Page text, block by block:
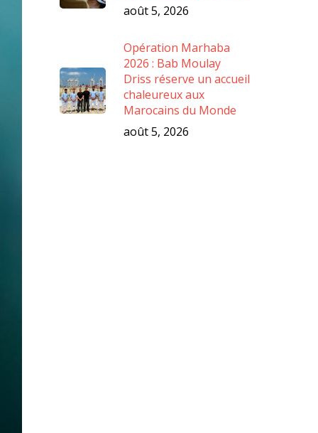
août 5, 2026
Opération Marhaba
2026 : Bab Moulay
Driss réserve un accueil
chaleureux aux
Marocains du Monde
août 5, 2026